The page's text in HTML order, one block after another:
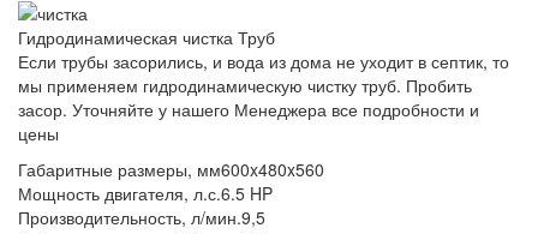
Гидродинамическая чистка Труб
Если трубы засорились, и вода из дома не уходит в септик, то
мы применяем гидродинамическую чистку труб. Пробить
засор. Уточняйте у нашего Менеджера все подробности и
цены
Габаритные размеры, мм600x480x560
Мощность двигателя, л.с.6.5 HP
Производительность, л/мин.9,5